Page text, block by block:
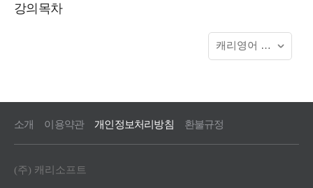
강의목차
소개 이용약관 개인정보처리방침 환불규정
(주) 캐리소프트